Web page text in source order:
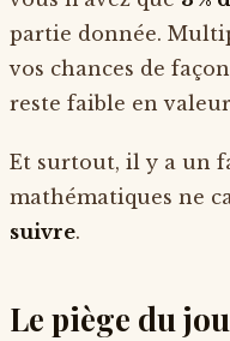
partie donnée.
vos chances de
reste faible en
Et surtout, il y a un
mathématiques ne
suivre.
Le piège du